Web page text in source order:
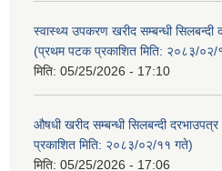
स्वास्थ्य उपकरण खरीद सम्बन्धी
(प्रथम पटक प्रकाशित मिति: २०८३/
मिति: 05/25/2026 - 17:10
औषधी खरीद सम्बन्धी सिलबन्दी
प्रकाशित मिति: २०८३/०२/११ गते)
मिति: 05/25/2026 - 17:06